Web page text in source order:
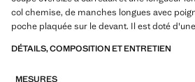
col chemise, de manches longues avec
poche plaquée sur le devant. Il est doté
DÉTAILS, COMPOSITION ET ENTRETIEN
MESURES